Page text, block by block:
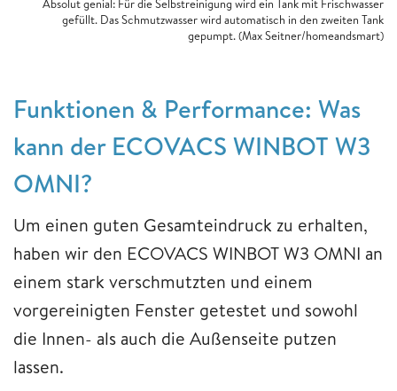
Absolut genial: Für die Selbstreinigung wird ein Tank mit Frischwasser
gefüllt. Das Schmutzwasser wird automatisch in den zweiten Tank
gepumpt. (Max Seitner/homeandsmart)
Funktionen & Performance: Was
kann der ECOVACS WINBOT W3
OMNI?
Um einen guten Gesamteindruck zu erhalten,
haben wir den ECOVACS WINBOT W3 OMNI an
einem stark verschmutzten und einem
vorgereinigten Fenster getestet und sowohl
die Innen- als auch die Außenseite putzen
lassen.